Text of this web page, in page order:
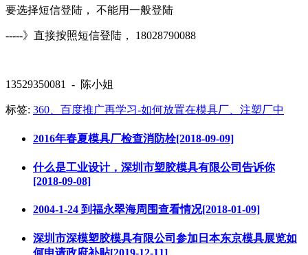
要选择短信登陆， 不能用一般登陆
-----》直接按照短信登陆， 18028790088
13529350081 - 陈小姐
标签: 360、百度推广再学习-如何放置在模具厂、注塑厂中
2016年春夏模具厂检查消防栓[2018-09-09]
什么是工业设计，深圳市塑胶模具有限公司告诉你
[2018-09-08]
2004-1-24 到福永翠海周围查看情况[2018-01-09]
深圳市深模塑胶模具有限公司参加日本东京模具展览如
何申请政府补贴[2019-12-11]